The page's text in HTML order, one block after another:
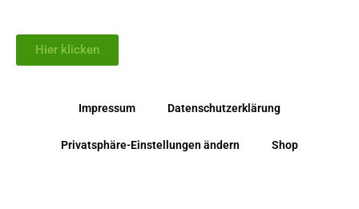
Hier klicken
Impressum Datenschutzerklärung
Privatsphäre-Einstellungen ändern Shop